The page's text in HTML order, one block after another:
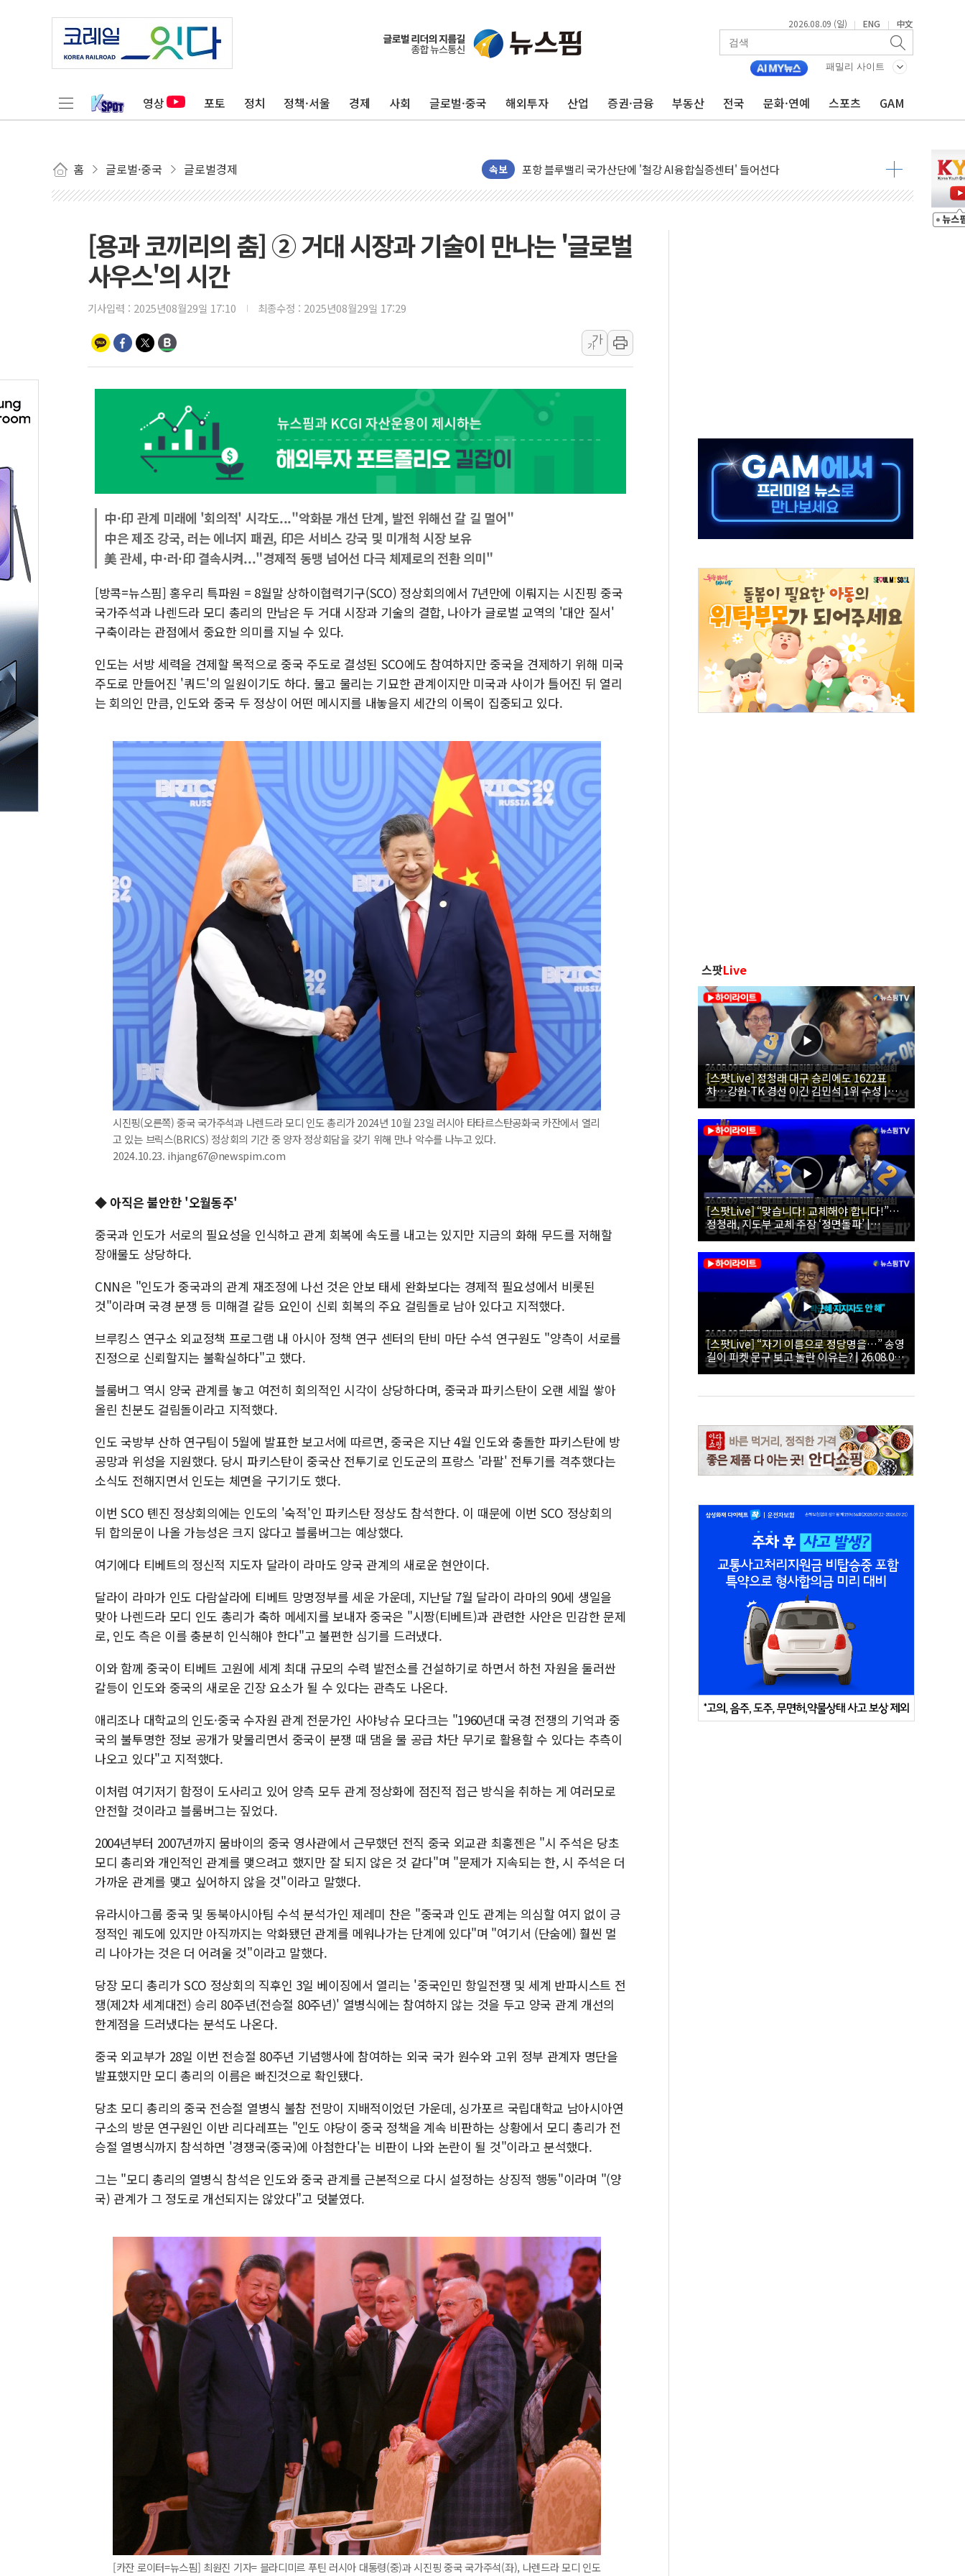
2026.08.09 (일) | ENG | 中文
패밀리 사이트
영상 포토 정치 정책·서울 경제 사회 글로벌·중국 해외투자 산업 증권·금융 부동산 전국 문화·연예 스포츠 GAM
홈 글로벌·중국 글로벌경제 속보
125mm 폭우 쏟아진 울진...'두천~하당'·'올미골교' 차량 통행 선제 제한
평택 진위면 공장서 질식사고 발생…작업자 1명 숨져
상주 낙동강 선착장 하류서 50대 숨진 채 발견...경찰, 조사 중
[종합] 김민석, 정청래에 누적 1.48%p 차 선두 유지...金 46.01% vs 鄭 44.53%
인천서 말다툼 중 어머니 살해 10대 구속…범행 후 반려견도 죽여
김민석, 강원·대구·경북 경선서 정청래에 승리…金 48.54% vs 鄭 44.40%
[속보] 민주, 강원 경선 결과 발표...김민석 50.30% 정청래 41.94% 송영길 7.76%
정재헌 CEO, SKT 장기고객 400명 맞이…"마음 잇는 시간 되길"
하나금융, 명동 소상공인에 '행복상자' 전달
병무청, 보충역 전면 손질… 예술·체육요원 최대 33% 감축
홈플러스發 대형마트 판매, 역대 최대폭 감소한 9.4%↓…유통업계 양극화 심화
윤준병·이해민 의원, '정부 특사'로 콜롬비아 대통령 취임식 참석
'호우·산사태 주의보' 울진 시간당 30mm 강한 비...호우 피해 없어
[용과 코끼리의 춤] ② 거대 시장과 기술이 만나는 '글로벌
사우스'의 시간
기사입력 : 2025년08월29일 17:10 최종수정 : 2025년08월29일 17:29
가
가
中·印 관계 미래에 '회의적' 시각도..."악화분 개선 단계, 발전 위해선 갈 길 멀어"
中은 제조 강국, 러는 에너지 패권, 印은 서비스 강국 및 미개척 시장 보유
美 관세, 中·러·印 결속시켜..."경제적 동맹 넘어선 다극 체제로의 전환 의미"
[방콕=뉴스핌] 홍우리 특파원 = 8월말 상하이협력기구(SCO) 정상회의에서 7년만에 이뤄지는 시진핑 중국
국가주석과 나렌드라 모디 총리의 만남은 두 거대 시장과 기술의 결합, 나아가 글로벌 교역의 '대안 질서'
구축이라는 관점에서 중요한 의미를 지닐 수 있다.
인도는 서방 세력을 견제할 목적으로 중국 주도로 결성된 SCO에도 참여하지만 중국을 견제하기 위해 미국
주도로 만들어진 '쿼드'의 일원이기도 하다. 물고 물리는 기묘한 관계이지만 미국과 사이가 틀어진 뒤 열리
는 회의인 만큼, 인도와 중국 두 정상이 어떤 메시지를 내놓을지 세간의 이목이 집중되고 있다.
시진핑(오른쪽) 중국 국가주석과 나렌드라 모디 인도 총리가 2024년 10월 23일 러시아 타타르스탄공화국 카잔에서 열리
고 있는 브릭스(BRICS) 정상회의 기간 중 양자 정상회담을 갖기 위해 만나 악수를 나누고 있다.
2024.10.23. ihjang67@newspim.com
◆ 아직은 불안한 '오월동주'
중국과 인도가 서로의 필요성을 인식하고 관계 회복에 속도를 내고는 있지만 지금의 화해 무드를 저해할
장애물도 상당하다.
CNN은 "인도가 중국과의 관계 재조정에 나선 것은 안보 태세 완화보다는 경제적 필요성에서 비롯된
것"이라며 국경 분쟁 등 미해결 갈등 요인이 신뢰 회복의 주요 걸림돌로 남아 있다고 지적했다.
브루킹스 연구소 외교정책 프로그램 내 아시아 정책 연구 센터의 탄비 마단 수석 연구원도 "양측이 서로를
진정으로 신뢰할지는 불확실하다"고 했다.
블룸버그 역시 양국 관계를 놓고 여전히 회의적인 시각이 상당하다며, 중국과 파키스탄이 오랜 세월 쌓아
올린 친분도 걸림돌이라고 지적했다.
인도 국방부 산하 연구팀이 5월에 발표한 보고서에 따르면, 중국은 지난 4월 인도와 충돌한 파키스탄에 방
공망과 위성을 지원했다. 당시 파키스탄이 중국산 전투기로 인도군의 프랑스 '라팔' 전투기를 격추했다는
소식도 전해지면서 인도는 체면을 구기기도 했다.
이번 SCO 톈진 정상회의에는 인도의 '숙적'인 파키스탄 정상도 참석한다. 이 때문에 이번 SCO 정상회의
뒤 합의문이 나올 가능성은 크지 않다고 블룸버그는 예상했다.
여기에다 티베트의 정신적 지도자 달라이 라마도 양국 관계의 새로운 현안이다.
달라이 라마가 인도 다람살라에 티베트 망명정부를 세운 가운데, 지난달 7월 달라이 라마의 90세 생일을
맞아 나렌드라 모디 인도 총리가 축하 메세지를 보내자 중국은 "시짱(티베트)과 관련한 사안은 민감한 문제
로, 인도 측은 이를 충분히 인식해야 한다"고 불편한 심기를 드러냈다.
이와 함께 중국이 티베트 고원에 세계 최대 규모의 수력 발전소를 건설하기로 하면서 하천 자원을 둘러싼
갈등이 인도와 중국의 새로운 긴장 요소가 될 수 있다는 관측도 나온다.
애리조나 대학교의 인도·중국 수자원 관계 전문가인 사야낭슈 모다크는 "1960년대 국경 전쟁의 기억과 중
국의 불투명한 정보 공개가 맞물리면서 중국이 분쟁 때 댐을 물 공급 차단 무기로 활용할 수 있다는 추측이
나오고 있다"고 지적했다.
이처럼 여기저기 함정이 도사리고 있어 양측 모두 관계 정상화에 점진적 접근 방식을 취하는 게 여러모로
안전할 것이라고 블룸버그는 짚었다.
2004년부터 2007년까지 뭄바이의 중국 영사관에서 근무했던 전직 중국 외교관 최훙젠은 "시 주석은 당초
모디 총리와 개인적인 관계를 맺으려고 했지만 잘 되지 않은 것 같다"며 "문제가 지속되는 한, 시 주석은 더
가까운 관계를 맺고 싶어하지 않을 것"이라고 말했다.
유라시아그룹 중국 및 동북아시아팀 수석 분석가인 제레미 찬은 "중국과 인도 관계는 의심할 여지 없이 긍
정적인 궤도에 있지만 아직까지는 악화됐던 관계를 메워나가는 단계에 있다"며 "여기서 (단숨에) 훨씬 멀
리 나아가는 것은 더 어려울 것"이라고 말했다.
당장 모디 총리가 SCO 정상회의 직후인 3일 베이징에서 열리는 '중국인민 항일전쟁 및 세계 반파시스트 전
쟁(제2차 세계대전) 승리 80주년(전승절 80주년)' 열병식에는 참여하지 않는 것을 두고 양국 관계 개선의
한계점을 드러냈다는 분석도 나온다.
중국 외교부가 28일 이번 전승절 80주년 기념행사에 참여하는 외국 국가 원수와 고위 정부 관계자 명단을
발표했지만 모디 총리의 이름은 빠진것으로 확인됐다.
당초 모디 총리의 중국 전승절 열병식 불참 전망이 지배적이었던 가운데, 싱가포르 국립대학교 남아시아연
구소의 방문 연구원인 이반 리다레프는 "인도 야당이 중국 정책을 계속 비판하는 상황에서 모디 총리가 전
승절 열병식까지 참석하면 '경쟁국(중국)에 아첨한다'는 비판이 나와 논란이 될 것"이라고 분석했다.
그는 "모디 총리의 열병식 참석은 인도와 중국 관계를 근본적으로 다시 설정하는 상징적 행동"이라며 "(양
국) 관계가 그 정도로 개선되지는 않았다"고 덧붙였다.
[카잔 로이터=뉴스핌] 최원진 기자= 블라디미르 푸틴 러시아 대통령(중)과 시진핑 중국 국가주석(좌), 나렌드라 모디 인도
스팟Live
[스팟Live] 정청래 대구 승리에도 1622표
차…강원·TK 경선 이긴 김민석 1위 수성 |
26.08.09 더불어민주당 당대표·최고위원 후
보 대구·경북 합동연설회
[스팟Live] “맞습니다! 교체해야 합니다!”…
정청래, 지도부 교체 주장 ‘정면돌파’ |
26.08.09 더불어민주당 당대표·최고위원 후
보 대구·경북 합동연설회
[스팟Live] “자기 이름으로 정당명을…” 송영
길이 피켓 문구 보고 놀란 이유는? | 26.08.09
더불어민주당 당대표·최고위원 후보 대구·경